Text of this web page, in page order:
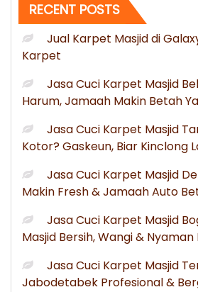
RECENT POSTS
Jual Karpet Masjid di
Karpet
Jasa Cuci Karpet Masjid
Harum, Jamaah Makin Betah
Jasa Cuci Karpet Masjid
Kotor? Gaskeun, Biar Kinclong
Jasa Cuci Karpet Masjid
Makin Fresh & Jamaah Auto
Jasa Cuci Karpet Masjid
Masjid Bersih, Wangi & Nyaman
Jasa Cuci Karpet Masjid
Jabodetabek Profesional &